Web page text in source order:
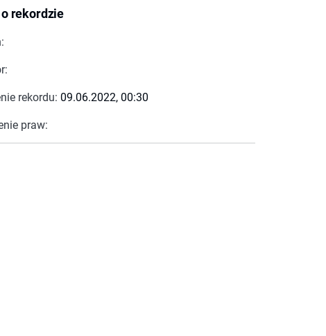
rekordzie
rekordu: 09.06.2022, 00:30
praw: